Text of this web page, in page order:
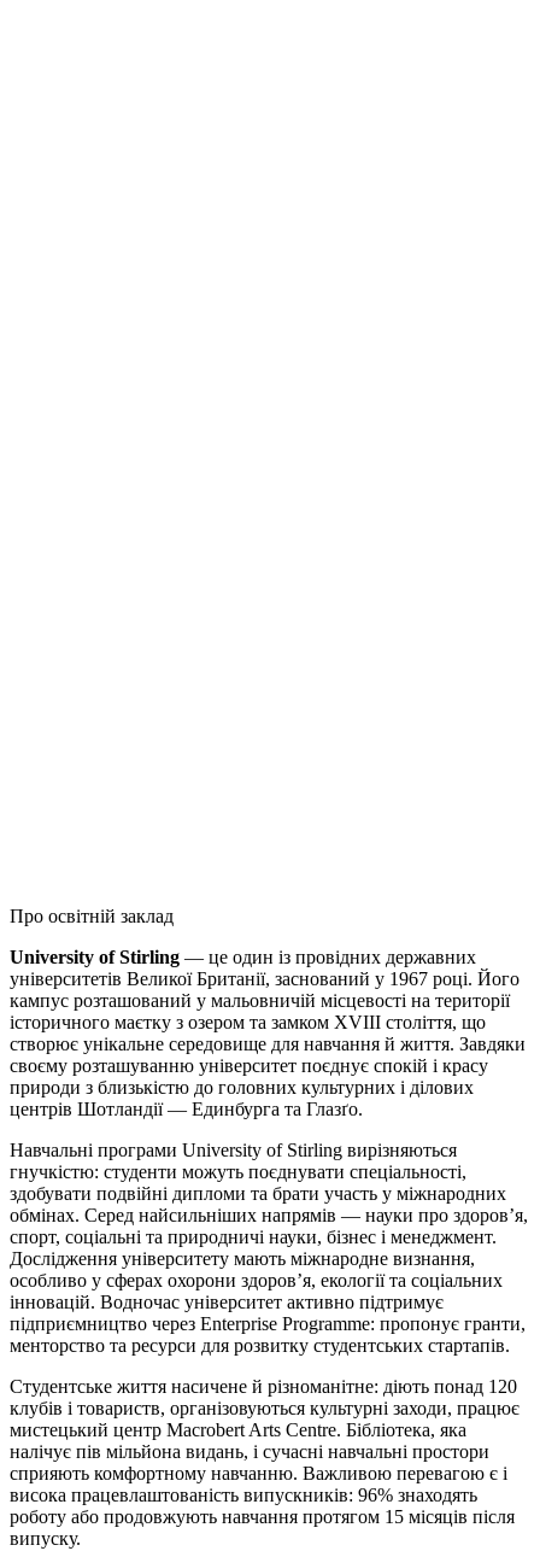
Про освітній заклад
University of Stirling — це один із провідних державних
університетів Великої Британії, заснований у 1967 році. Його
кампус розташований у мальовничій місцевості на території
історичного маєтку з озером та замком XVIII століття, що
створює унікальне середовище для навчання й життя. Завдяки
своєму розташуванню університет поєднує спокій і красу
природи з близькістю до головних культурних і ділових
центрів Шотландії — Единбурга та Глазґо.
Навчальні програми University of Stirling вирізняються
гнучкістю: студенти можуть поєднувати спеціальності,
здобувати подвійні дипломи та брати участь у міжнародних
обмінах. Серед найсильніших напрямів — науки про здоров’я,
спорт, соціальні та природничі науки, бізнес і менеджмент.
Дослідження університету мають міжнародне визнання,
особливо у сферах охорони здоров’я, екології та соціальних
інновацій. Водночас університет активно підтримує
підприємництво через Enterprise Programme: пропонує гранти,
менторство та ресурси для розвитку студентських стартапів.
Студентське життя насичене й різноманітне: діють понад 120
клубів і товариств, організовуються культурні заходи, працює
мистецький центр Macrobert Arts Centre. Бібліотека, яка
налічує пів мільйона видань, і сучасні навчальні простори
сприяють комфортному навчанню. Важливою перевагою є і
висока працевлаштованість випускників: 96% знаходять
роботу або продовжують навчання протягом 15 місяців після
випуску.